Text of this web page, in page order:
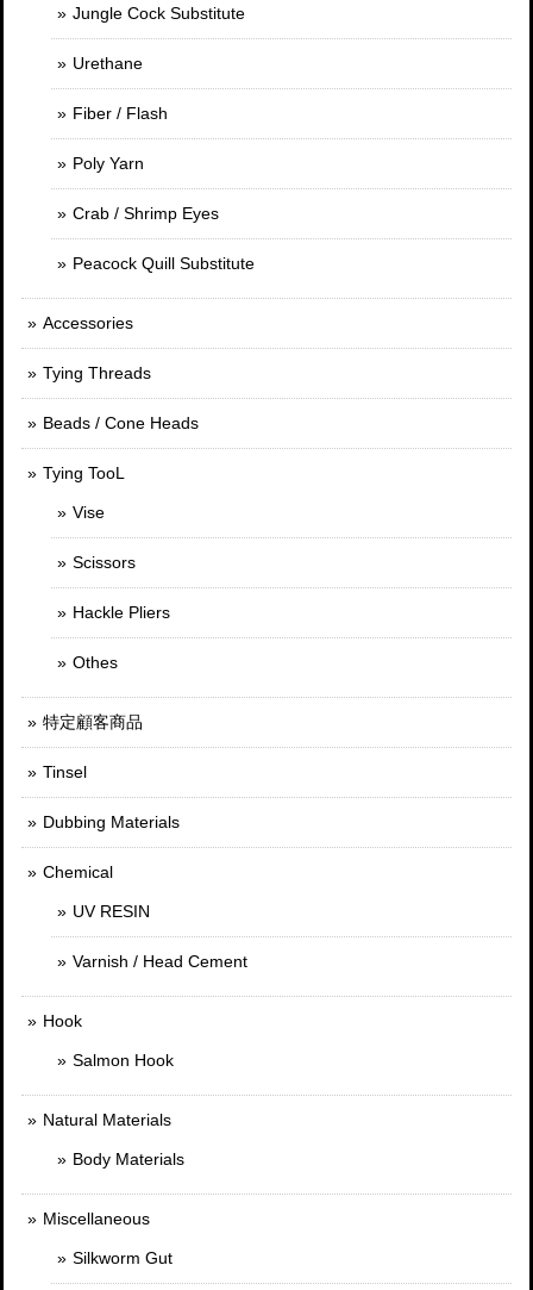
Jungle Cock Substitute
Urethane
Fiber / Flash
Poly Yarn
Crab / Shrimp Eyes
Peacock Quill Substitute
Accessories
Tying Threads
Beads / Cone Heads
Tying TooL
Vise
Scissors
Hackle Pliers
Othes
特定顧客商品
Tinsel
Dubbing Materials
Chemical
UV RESIN
Varnish / Head Cement
Hook
Salmon Hook
Natural Materials
Body Materials
Miscellaneous
Silkworm Gut